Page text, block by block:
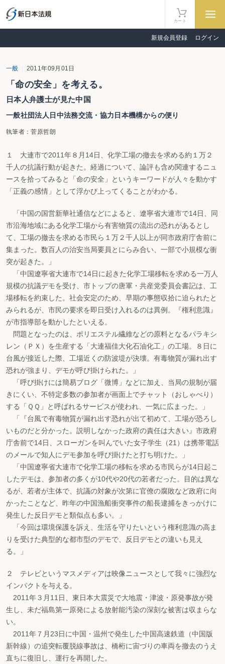
カート
新規会員登録 ログイン
一般 2011年09月01日
「命の安全」を考える。
日本人弁護士が見た中国
一般社団法人日中法務交流・協力日本機構からの便り
執筆者：菅原哲朗
１ 大連市で2011年８月14日、化学工場の撤去を求める約１万２
千人の抗議行動が起きた。経過について、論評も含め関連するニュ
ースを拾ってみると「命の安全」というキーワードが人々を動かす
「正義の感情」として浮かび上ってくることがわかる。
「中国の国営新華社通信などによると、遼寧省大連市で14日、同
市沿海地域にある化学工場から有害物質の流出の恐れがあるとし
て、工場の撤去を求める市民ら１万２千人以上が同市政府庁舎前に
集まった。数百人の治安当局要員とにらみ合い、一部で小規模な衝
突が起きた。」
「中国遼寧省大連市で14日に起きた化学工場移転を求める一万人
規模の抗議デモを受け、市トップの唐軍・共産党委員会書記は、工
場移転を約束した。社会安定のため、早期の事態収拾に迫られたと
みられるが、市民の要求を即日受け入れるのは異例。『権利意識』
が市指導部を動かしたといえる。
問題となったのは、ポリエステル繊維などの原料となるパラキシ
レン（ＰＸ）を生産する「大連福佳大化石油化工」の工場。８日に
台風が接近した際、工場近くの防波堤が決壊。有毒物質が漏れ出す
恐れが強まり、デモが呼び掛けられた。」
「呼び掛けには簡易ブログ「微博」などに加え、当局の規制が届
きにくい、不特定多数の参加者が画面上でチャット（おしゃべり）
する「ＱＱ」と呼ばれるサービスが使われ、一気に広まった。」
「『台風で有毒物質が漏れ出す恐れが出て初めて、工場が恐ろし
いものだと分かった。説明しなかった政府の責任は大きい』市政府
庁舎前で14日、スローガンを叫んでいた女子学生（21）は携帯電話
のメールで知人にデモ参加を呼び掛けたと打ち明けた。」
「中国遼寧省大連市で化学工場の移転を求める市民らが14日起こ
したデモは、参加者の多くが10代や20代の若者だった。目的は異な
るが、若者が主体で、抗議の対象が次第に官僚の腐敗など政府に向
かったことなど、昨年の中国漁船衝突事件の船長逮捕をきっかけに
発生した反日デモと類似点も多い。」
「今回は環境保護を訴え、生活を守りたいという権利意識の高ま
りを受けた典型的な都市型のデモで、反日デモとの違いも見え
る。」
２ テレビというマスメディアは映像ニュースとして我々に強烈な
インパクトを与える。
2011年３月11日、東日本大震災で大地震・津波・原発事故が発
生し、未だ福島第一原発による放射能汚染の深刻な被害は収まらな
い。
2011年７月23日に中国・温州で発生した中国高速鉄道（中国版
新幹線）の追突転覆脱線事故は、橋桁に宙づりの車両を撤去のうえ
直ちに復旧し、運行を再開した。